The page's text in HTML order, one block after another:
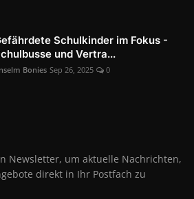
Schulkinder im Fokus -
und Vertra...
Bonies Sep 26, 2025 0
Newsletter, um aktuelle Nachrichten,
direkt in Ihr Postfach zu